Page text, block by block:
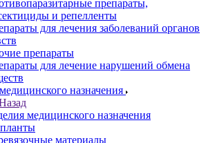
препараты,
и репелленты
для лечения заболеваний органов
препараты
для лечение нарушений обмена
назначения
медицинского назначения
материалы